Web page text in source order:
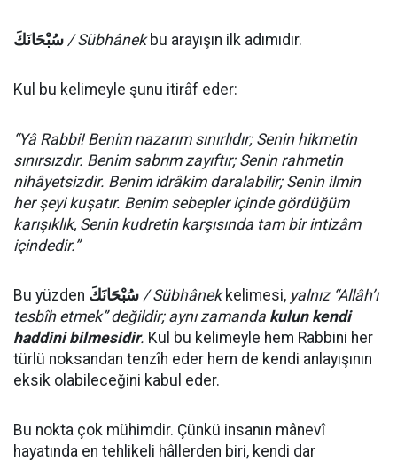
سُبْحَانَكَ / Sübhânekbu arayışın ilk adımıdır.
Kul bu kelimeyle şunu itirâf eder:
“Yâ Rabbi! Benim nazarım sınırlıdır; Senin hikmetin
sınırsızdır. Benim sabrım zayıftır; Senin rahmetin
nihâyetsizdir. Benim idrâkim daralabilir; Senin ilmin
her şeyi kuşatır. Benim sebepler içinde gördüğüm
karışıklık, Senin kudretin karşısında tam bir intizâm
içindedir.”
Bu yüzden سُبْحَانَكَ / Sübhânekkelimesi, yalnız “Allâh’ı
tesbîh etmek” değildir; aynı zamanda kulun kendi
haddini bilmesidir. Kul bu kelimeyle hem Rabbini her
türlü noksandan tenzîh eder hem de kendi anlayışının
eksik olabileceğini kabul eder.
Bu nokta çok mühimdir. Çünkü insanın mânevî
hayatında en tehlikeli hâllerden biri, kendi dar